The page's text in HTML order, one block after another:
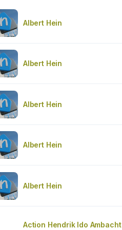
Albert Hein
Albert Hein
Albert Hein
Albert Hein
Albert Hein
Action Hendrik Ido Ambacht